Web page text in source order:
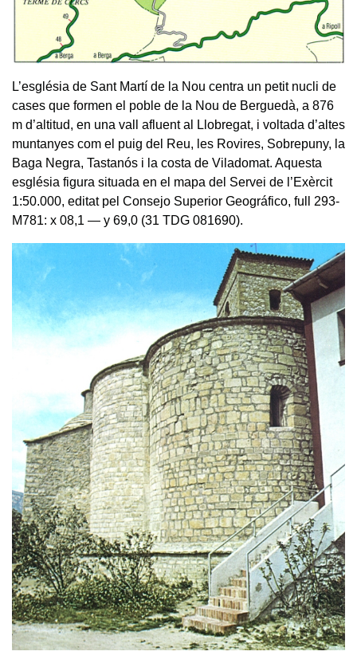
L’església de Sant Martí de la Nou centra un petit nucli de
cases que formen el poble de la Nou de Berguedà, a 876
m d’altitud, en una vall afluent al Llobregat, i voltada d’altes
muntanyes com el puig del Reu, les Rovires, Sobrepuny, la
Baga Negra, Tastanós i la costa de Viladomat. Aquesta
església figura situada en el mapa del Servei de l’Exèrcit
1:50.000, editat pel Consejo Superior Geográfico, full 293-
M781: x 08,1 — y 69,0 (31 TDG 081690).